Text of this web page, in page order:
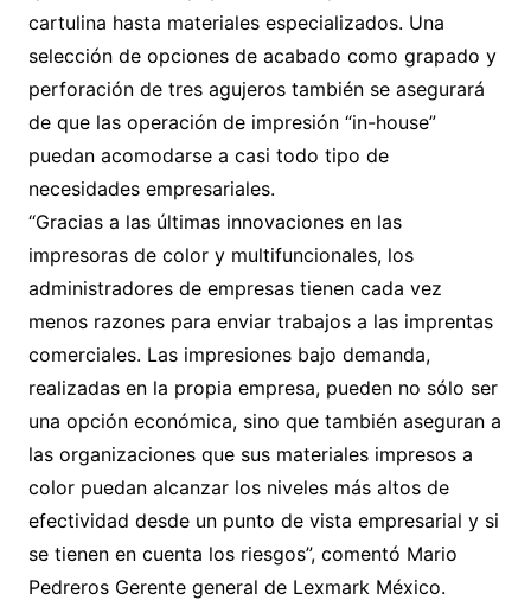
cartulina hasta materiales especializados. Una
selección de opciones de acabado como grapado y
perforación de tres agujeros también se asegurará
de que las operación de impresión “in-house”
puedan acomodarse a casi todo tipo de
necesidades empresariales.
“Gracias a las últimas innovaciones en las
impresoras de color y multifuncionales, los
administradores de empresas tienen cada vez
menos razones para enviar trabajos a las imprentas
comerciales. Las impresiones bajo demanda,
realizadas en la propia empresa, pueden no sólo ser
una opción económica, sino que también aseguran a
las organizaciones que sus materiales impresos a
color puedan alcanzar los niveles más altos de
efectividad desde un punto de vista empresarial y si
se tienen en cuenta los riesgos”, comentó Mario
Pedreros Gerente general de Lexmark México.